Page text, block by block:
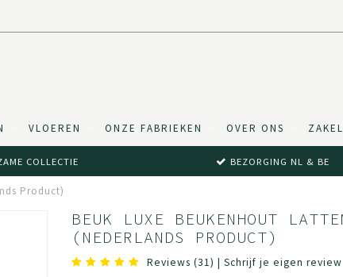
VLOEREN ONZE FABRIEKEN OVER ONS
COLLECTIE BEZORGING NL & BE
Product)
BEUK LUXE BEUKENHOUT
(NEDERLANDS PRODUCT)
Reviews (31) | Schrijf je eigen review